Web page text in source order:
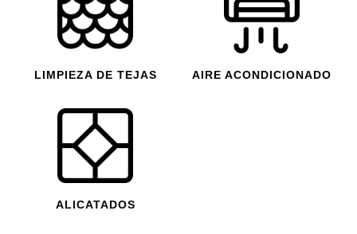
LIMPIEZA DE TEJAS AIRE ACONDICIONADO
ALICATADOS